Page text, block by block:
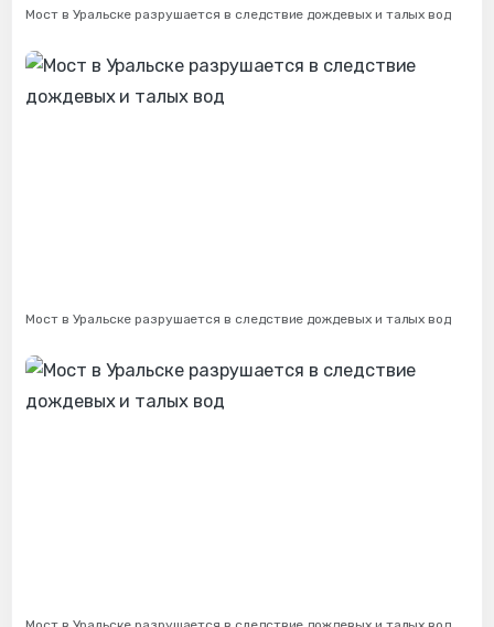
Мост в Уральске разрушается в следствие дождевых и талых вод
Мост в Уральске разрушается в следствие дождевых и талых вод